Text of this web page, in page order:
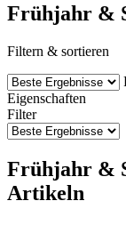
Frühjahr &
Filtern & sortieren
Eigenschaften
Filter
Frühjahr &
Artikeln